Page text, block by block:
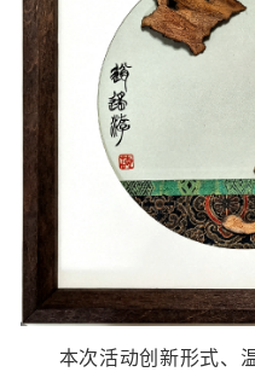
本次活动创新形式、